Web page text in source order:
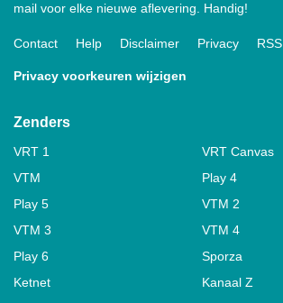
mail voor elke nieuwe aflevering. Handig!
Contact Help Disclaimer Privacy RSS
Privacy voorkeuren wijzigen
Zenders
VRT 1
VRT Canvas
VTM
Play 4
Play 5
VTM 2
VTM 3
VTM 4
Play 6
Sporza
Ketnet
Kanaal Z